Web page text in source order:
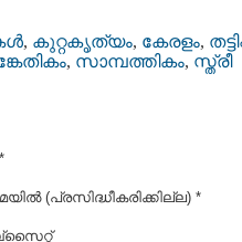
, കുറ്റകൃത്യം, കേരളം,
, സാമ്പത്തികം, സ്ത്രീ
(പ്രസിദ്ധീകരിക്കില്ല) *